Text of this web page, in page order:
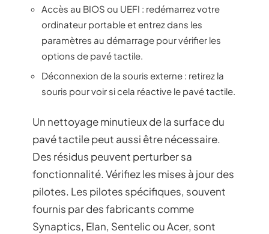
Accès au BIOS ou UEFI : redémarrez votre
ordinateur portable et entrez dans les
paramètres au démarrage pour vérifier les
options de pavé tactile.
Déconnexion de la souris externe : retirez la
souris pour voir si cela réactive le pavé tactile.
Un nettoyage minutieux de la surface du
pavé tactile peut aussi être nécessaire.
Des résidus peuvent perturber sa
fonctionnalité. Vérifiez les mises à jour des
pilotes. Les pilotes spécifiques, souvent
fournis par des fabricants comme
Synaptics, Elan, Sentelic ou Acer, sont